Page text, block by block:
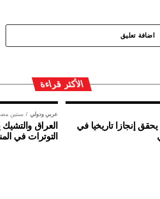
اضافة تعليق
الأكثر قراءة
إنجازا تاريخيا في
عربي ودولي سنتين
العراق
التوترات في